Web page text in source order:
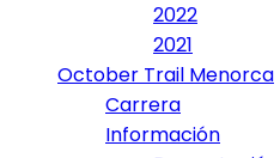
2022
2021
October Trail Menorca
Carrera
Información